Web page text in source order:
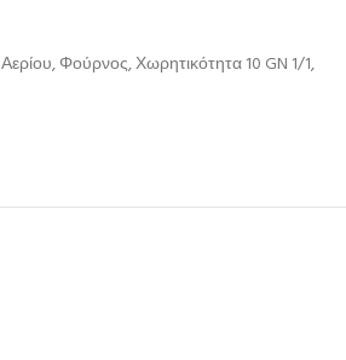
,Φούρνος,Χωρητικότητα 10 GN 1/1,